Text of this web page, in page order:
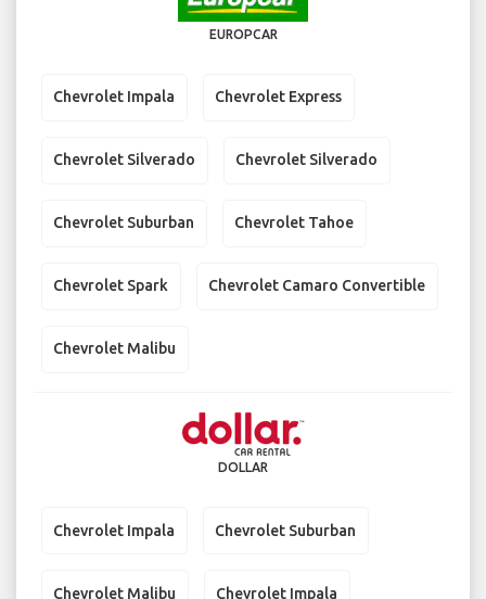
EUROPCAR
Chevrolet Impala Chevrolet Express
Chevrolet Silverado Chevrolet Silverado
Chevrolet Suburban Chevrolet Tahoe
Chevrolet Spark Chevrolet Camaro Convertible
Chevrolet Malibu
DOLLAR
Chevrolet Impala Chevrolet Suburban
Chevrolet Malibu Chevrolet Impala